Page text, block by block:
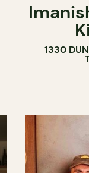
1330